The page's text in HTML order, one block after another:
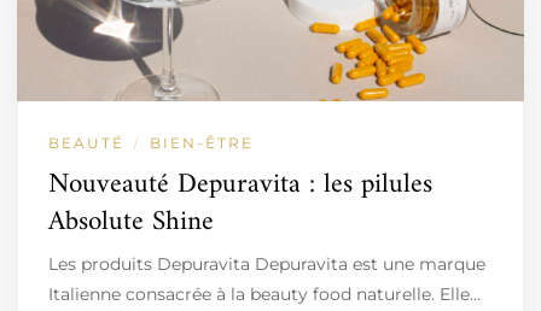
BEAUTÉ / BIEN-ÊTRE
Nouveauté Depuravita : les pilules
Absolute Shine
Les produits Depuravita Depuravita est une marque
Italienne consacrée à la beauty food naturelle. Elle…